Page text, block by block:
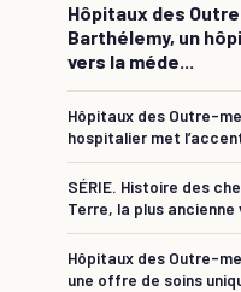
Hôpitaux des
Barthélemy, un
vers la méde...
Hôpitaux des Outre-
hospitalier met
SÉRIE. Histoire des
Terre, la plus ancienne
Hôpitaux des Outre-
une offre de soins